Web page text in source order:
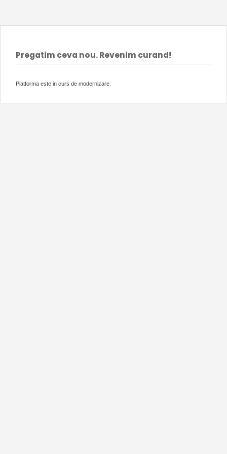
Pregatim ceva nou. Revenim curand!
Platforma este in curs de modernizare.